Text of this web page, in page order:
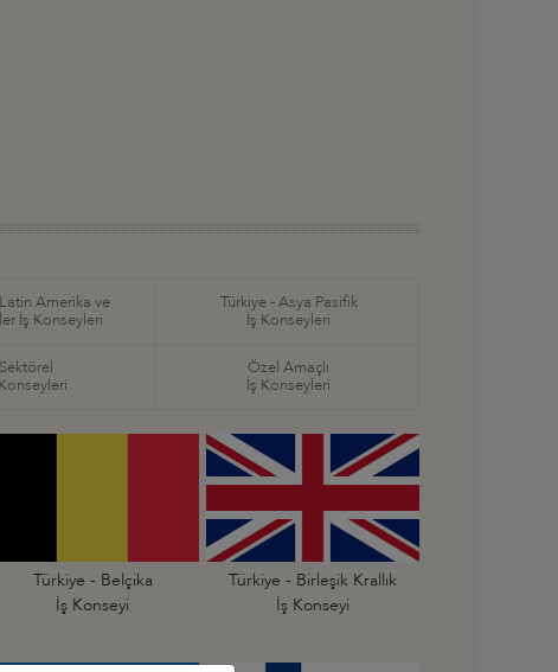
Amerika ve
İş Konseyleri
Türkiye - Asya Pasifik
İş Konseyleri
Sektörel
Özel Amaçlı
İş Konseyleri
Türkiye - Belçika
İş Konseyi
Türkiye - Birleşik Krallık
İş Konseyi